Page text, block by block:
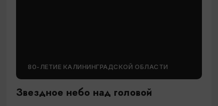
80-ЛЕТИЕ КАЛИНИНГРАДСКОЙ ОБЛАСТИ
Звездное небо над головой